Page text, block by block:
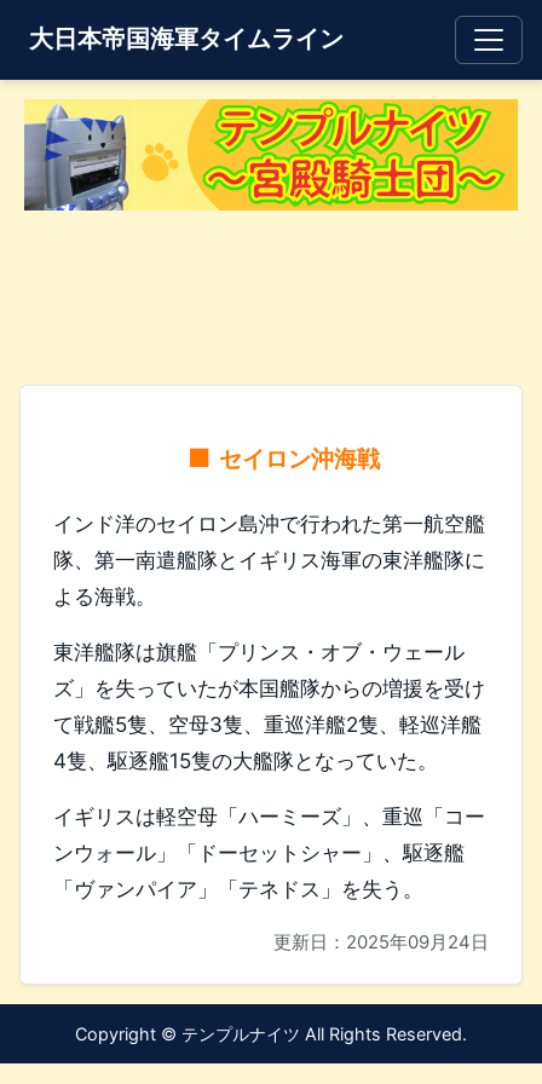
大日本帝国海軍タイムライン
セイロン沖海戦
インド洋のセイロン島沖で行われた第一航空艦
隊、第一南遣艦隊とイギリス海軍の東洋艦隊に
よる海戦。
東洋艦隊は旗艦「プリンス・オブ・ウェール
ズ」を失っていたが本国艦隊からの増援を受け
て戦艦5隻、空母3隻、重巡洋艦2隻、軽巡洋艦
4隻、駆逐艦15隻の大艦隊となっていた。
イギリスは軽空母「ハーミーズ」、重巡「コー
ンウォール」「ドーセットシャー」、駆逐艦
「ヴァンパイア」「テネドス」を失う。
更新日： 2025年09月24日
Copyright © テンプルナイツ All Rights Reserved.